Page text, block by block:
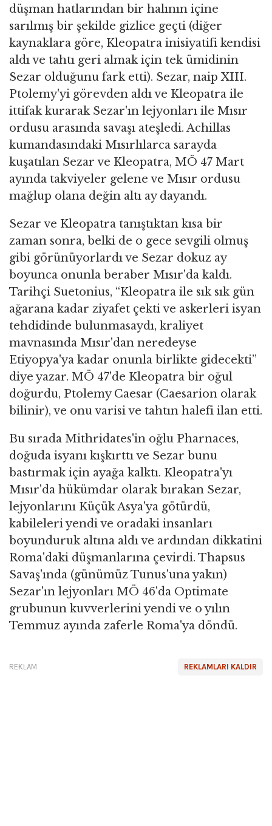
düşman hatlarından bir halının içine
sarılmış bir şekilde gizlice geçti (diğer
kaynaklara göre, Kleopatra inisiyatifi kendisi
aldı ve tahtı geri almak için tek ümidinin
Sezar olduğunu fark etti). Sezar, naip XIII.
Ptolemy'yi görevden aldı ve Kleopatra ile
ittifak kurarak Sezar'ın lejyonları ile Mısır
ordusu arasında savaşı ateşledi. Achillas
kumandasındaki Mısırlılarca sarayda
kuşatılan Sezar ve Kleopatra, MÖ 47 Mart
ayında takviyeler gelene ve Mısır ordusu
mağlup olana değin altı ay dayandı.
Sezar ve Kleopatra tanıştıktan kısa bir
zaman sonra, belki de o gece sevgili olmuş
gibi görünüyorlardı ve Sezar dokuz ay
boyunca onunla beraber Mısır'da kaldı.
Tarihçi Suetonius, “Kleopatra ile sık sık gün
ağarana kadar ziyafet çekti ve askerleri isyan
tehdidinde bulunmasaydı, kraliyet
mavnasında Mısır'dan neredeyse
Etiyopya'ya kadar onunla birlikte gidecekti”
diye yazar. MÖ 47'de Kleopatra bir oğul
doğurdu, Ptolemy Caesar (Caesarion olarak
bilinir), ve onu varisi ve tahtın halefi ilan etti.
Bu sırada Mithridates'in oğlu Pharnaces,
doğuda isyanı kışkırttı ve Sezar bunu
bastırmak için ayağa kalktı. Kleopatra'yı
Mısır'da hükümdar olarak bırakan Sezar,
lejyonlarını Küçük Asya'ya götürdü,
kabileleri yendi ve oradaki insanları
boyunduruk altına aldı ve ardından dikkatini
Roma'daki düşmanlarına çevirdi. Thapsus
Savaş'ında (günümüz Tunus'una yakın)
Sezar'ın lejyonları MÖ 46'da Optimate
grubunun kuvverlerini yendi ve o yılın
Temmuz ayında zaferle Roma'ya döndü.
REKLAMLARI KALDIR
REKLAM